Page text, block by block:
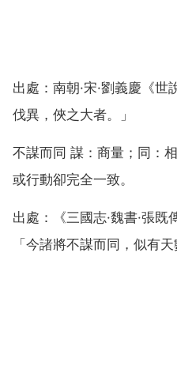
出處：南朝·宋·劉義慶《世
伐異，俠之大者。」
不謀而同 謀：商量；同：
或行動卻完全一致。
出處：《三國志·魏書·張既
「今諸將不謀而同，似有天